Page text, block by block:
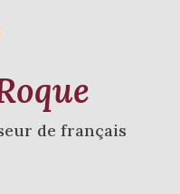
de français